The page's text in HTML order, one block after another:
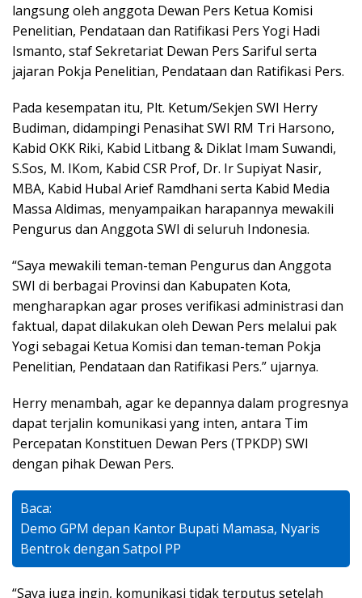
langsung oleh anggota Dewan Pers Ketua Komisi
Penelitian, Pendataan dan Ratifikasi Pers Yogi Hadi
Ismanto, staf Sekretariat Dewan Pers Sariful serta
jajaran Pokja Penelitian, Pendataan dan Ratifikasi Pers.
Pada kesempatan itu, Plt. Ketum/Sekjen SWI Herry
Budiman, didampingi Penasihat SWI RM Tri Harsono,
Kabid OKK Riki, Kabid Litbang & Diklat Imam Suwandi,
S.Sos, M. IKom, Kabid CSR Prof, Dr. Ir Supiyat Nasir,
MBA, Kabid Hubal Arief Ramdhani serta Kabid Media
Massa Aldimas, menyampaikan harapannya mewakili
Pengurus dan Anggota SWI di seluruh Indonesia.
“Saya mewakili teman-teman Pengurus dan Anggota
SWI di berbagai Provinsi dan Kabupaten Kota,
mengharapkan agar proses verifikasi administrasi dan
faktual, dapat dilakukan oleh Dewan Pers melalui pak
Yogi sebagai Ketua Komisi dan teman-teman Pokja
Penelitian, Pendataan dan Ratifikasi Pers.” ujarnya.
Herry menambah, agar ke depannya dalam progresnya
dapat terjalin komunikasi yang inten, antara Tim
Percepatan Konstituen Dewan Pers (TPKDP) SWI
dengan pihak Dewan Pers.
Baca:
Demo GPM depan Kantor Bupati Mamasa, Nyaris
Bentrok dengan Satpol PP
“Saya juga ingin, komunikasi tidak terputus setelah